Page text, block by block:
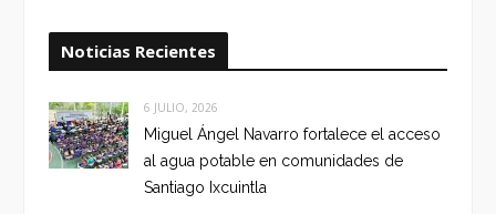
Noticias Recientes
6 JULIO, 2026
Miguel Ángel Navarro fortalece el acceso
al agua potable en comunidades de
Santiago Ixcuintla